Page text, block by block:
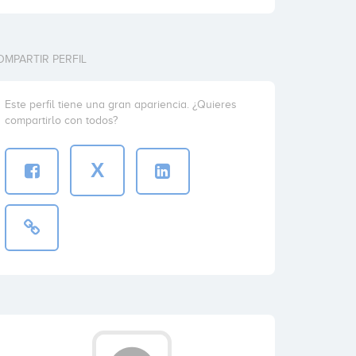
PERFIL
Este perfil tiene una gran apariencia. ¿Quieres
compartirlo con todos?
X